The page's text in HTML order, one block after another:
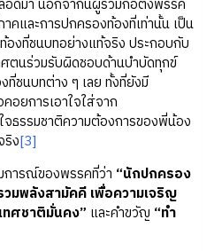
อดมา นอกจากนี้ผู้ร่วมก่อตั้งพรรค
คและการปกครองท้องที่เท่านั้น เป็น
องที่ชนบทอย่างแท้จริง ประกอบกับ
ศตนร่วมรับผิดชอบด้านบำบัดทุกข์
ชนบทต่าง ๆ เลย ทั้งที่ยังมี
อยการเอาใจใส่จาก
จธรรมชาติความต้องการของพี่น้อง
ริง[3]
รณ์ของพรรคที่ว่า “นักปกครอง
มพลังสามัคคี เพื่อความเจริญ
ทศชาติมั่นคง” และคำขวัญ “ทำ